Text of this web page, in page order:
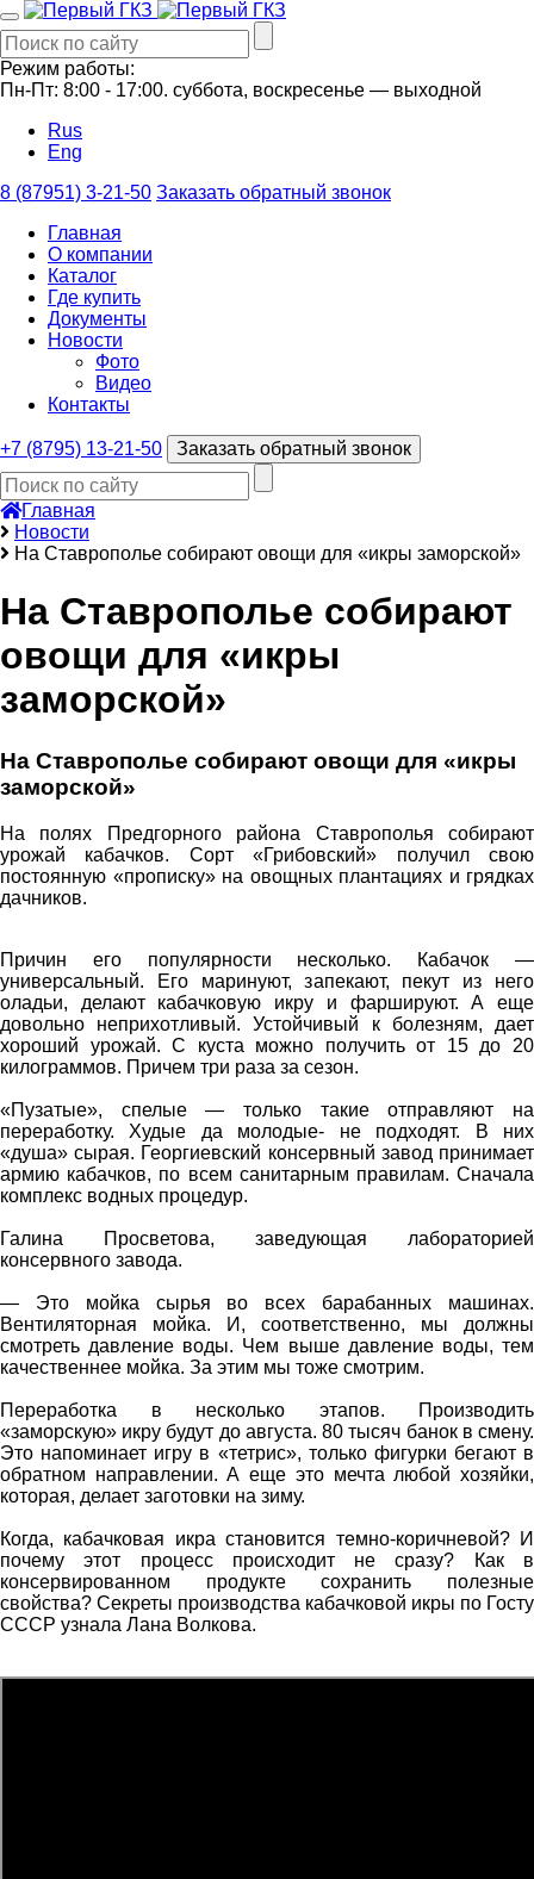
Режим работы:
Пн-Пт: 8:00 - 17:00. суббота, воскресенье — выходной
Rus
Eng
8 (87951) 3-21-50 Заказать обратный звонок
Главная
О компании
Каталог
Где купить
Документы
Новости
Фото
Видео
Контакты
+7 (8795) 13-21-50 Заказать обратный звонок
Главная
Новости
На Ставрополье собирают овощи для «икры заморской»
На Ставрополье собирают
овощи для «икры
заморской»
На Ставрополье собирают овощи для «икры
заморской»
На полях Предгорного района Ставрополья собирают
урожай кабачков. Сорт «Грибовский» получил свою
постоянную «прописку» на овощных плантациях и грядках
дачников.
Причин его популярности несколько. Кабачок —
универсальный. Его маринуют, запекают, пекут из него
оладьи, делают кабачковую икру и фаршируют. А еще
довольно неприхотливый. Устойчивый к болезням, дает
хороший урожай. С куста можно получить от 15 до 20
килограммов. Причем три раза за сезон.
«Пузатые», спелые — только такие отправляют на
переработку. Худые да молодые- не подходят. В них
«душа» сырая. Георгиевский консервный завод принимает
армию кабачков, по всем санитарным правилам. Сначала
комплекс водных процедур.
Галина Просветова, заведующая лабораторией
консервного завода.
— Это мойка сырья во всех барабанных машинах.
Вентиляторная мойка. И, соответственно, мы должны
смотреть давление воды. Чем выше давление воды, тем
качественнее мойка. За этим мы тоже смотрим.
Переработка в несколько этапов. Производить
«заморскую» икру будут до августа. 80 тысяч банок в смену.
Это напоминает игру в «тетрис», только фигурки бегают в
обратном направлении. А еще это мечта любой хозяйки,
которая, делает заготовки на зиму.
Когда, кабачковая икра становится темно-коричневой? И
почему этот процесс происходит не сразу? Как в
консервированном продукте сохранить полезные
свойства? Секреты производства кабачковой икры по Госту
СССР узнала Лана Волкова.